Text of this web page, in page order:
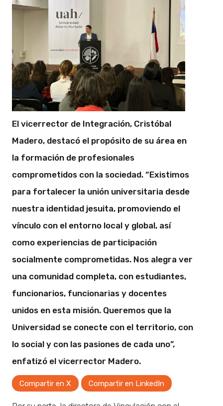
El vicerrector de Integración, Cristóbal
Madero, destacó el propósito de su área en
la formación de profesionales
comprometidos con la sociedad. “Existimos
para fortalecer la unión universitaria desde
nuestra identidad jesuita, promoviendo el
vínculo con el entorno local y global, así
como experiencias de participación
socialmente comprometidas. Nos alegra ver
una comunidad completa, con estudiantes,
funcionarios, funcionarias y docentes
unidos en esta misión. Queremos que la
Universidad se conecte con el territorio, con
lo social y con las pasiones de cada uno”,
enfatizó el vicerrector Madero.
Compartir en X Compartir en LinkedIn